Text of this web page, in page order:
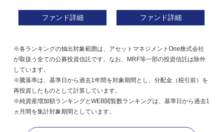
ファンド詳細 ファンド詳細
※各ランキングの抽出対象範囲は、アセットマネジメントOne株式会社
が取扱う全ての公募投資信託です。なお、MRF等一部の投資信託は除外
しています。
※騰落率は、基準日から過去1年間を対象期間とし、分配金（税引前）を
再投資したものとして計算しています。
※純資産増加額ランキングとWEB閲覧数ランキングは、基準日から過去1
ヵ月間を集計対象期間としています。